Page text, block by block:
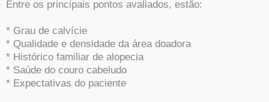
Entre os principais pontos avaliados, estão:
* Grau de calvície
* Qualidade e densidade da área doadora
* Histórico familiar de alopecia
* Saúde do couro cabeludo
* Expectativas do paciente